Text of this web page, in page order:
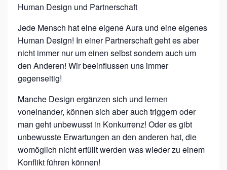
R
T
N
E
R
S
C
H
A
F
T
Human Design und Partnerschaft
Jede Mensch hat eine eigene Aura und eine eigenes
Human Design! In einer Partnerschaft geht es aber
nicht immer nur um einen selbst sondern auch um
den Anderen! Wir beeinflussen uns immer
gegenseitig!
Manche Design ergänzen sich und lernen
voneinander, können sich aber auch triggern oder
man geht unbewusst in Konkurrenz! Oder es gibt
unbewusste Erwartungen an den anderen hat, die
womöglich nicht erfüllt werden was wieder zu einem
Konflikt führen können!